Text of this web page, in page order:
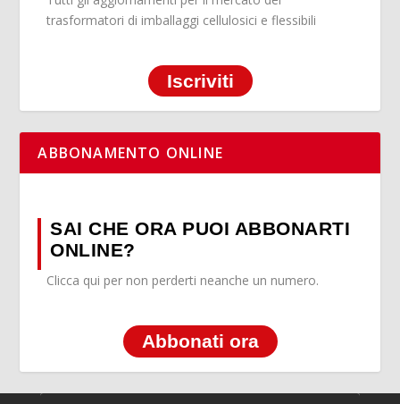
trasformatori di imballaggi cellulosici e flessibili
Iscriviti
ABBONAMENTO ONLINE
SAI CHE ORA PUOI ABBONARTI
ONLINE?
Clicca qui per non perderti neanche un numero.
Abbonati ora